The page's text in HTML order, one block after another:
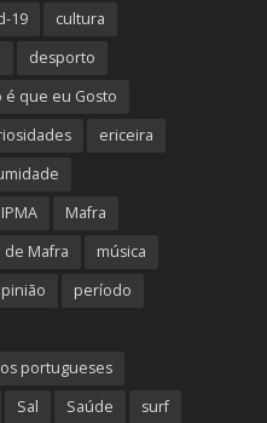
19
cultura
desporto
é que eu Gosto
ericeira
IPMA
Mafra
Mafra
música
período
portugueses
Sal Saúde surf